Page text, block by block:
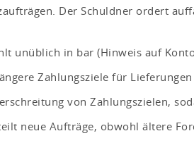
Der Schuldner ordert
unüblich in bar (Hinweis auf
Zahlungsziele für Lieferungen
von Zahlungszielen,
neue Aufträge, obwohl ältere